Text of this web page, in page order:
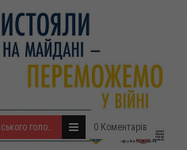
0 Коментарів